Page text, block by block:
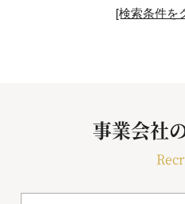
[検索条件を
事業会社